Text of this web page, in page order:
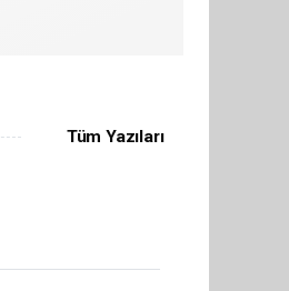
Tüm Yazıları